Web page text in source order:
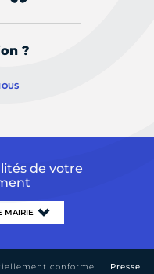
?
de votre
conforme Presse